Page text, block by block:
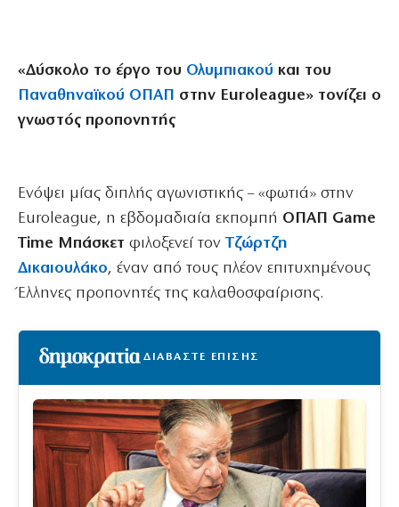
«Δύσκολο το έργο του Ολυμπιακού και του
Παναθηναϊκού ΟΠΑΠ στην Euroleague» τονίζει ο
γνωστός προπονητής
Ενόψει μίας διπλής αγωνιστικής – «φωτιά» στην
Euroleague, η εβδομαδιαία εκπομπή ΟΠΑΠ Game
Time Μπάσκετ φιλοξενεί τον Τζώρτζη
Δικαιουλάκο, έναν από τους πλέον επιτυχημένους
Έλληνες προπονητές της καλαθοσφαίρισης.
ΔΙΑΒΑΣΤΕ ΕΠΙΣΗΣ